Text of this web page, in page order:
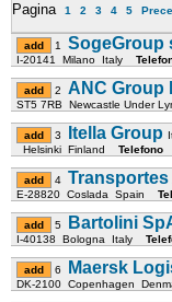
Pagina 1 2 3 4 5
1 SogeGroup
I-20141 Milano Italy
2 ANC Group
ST5 7RB Newcastle Under
3 Itella Group
Helsinki Finland Telefono
4 Transportes
E-28820 Coslada Spain
5 Bartolini
I-40138 Bologna Italy
6 Maersk
DK-2100 Copenhagen